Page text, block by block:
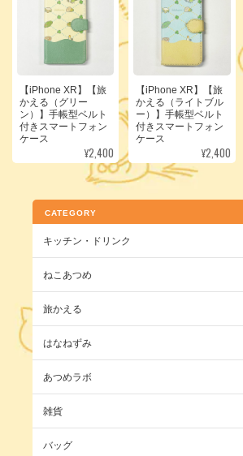
【iPhone XR】【旅
かえる（グリー
ン）】手帳型ベルト
付きスマートフォン
ケース
¥2,400
【iPhone XR】【旅
かえる（ライトブル
ー）】手帳型ベルト
付きスマートフォン
ケース
¥2,400
CATEGORY
キッチン・ドリンク
ねこあつめ
旅かえる
はなねずみ
あつめラボ
雑貨
バッグ